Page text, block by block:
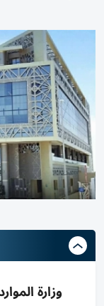
وزارة